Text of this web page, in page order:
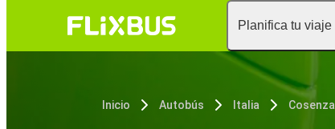
Planifica tu viaje
Inicio Autobús Italia Cosenza